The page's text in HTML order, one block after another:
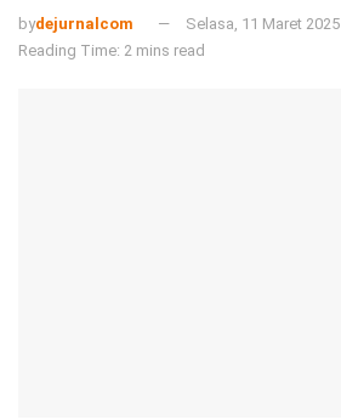
bydejurnalcom
Selasa, 11 Maret 2025
Reading Time: 2 mins read